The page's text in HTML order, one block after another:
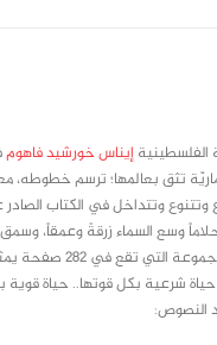
الفلسطينيةإيناس خورشيد فاهوم
تثق بعالمها؛ ترسم خطوطه،
وتتنوع وتتداخل في الكتاب
وسع السماء زرقةً وعمقاً، وسمق
كل نص في هذه
شرعية بكل قوتها.. حياة قوية
النصوص: